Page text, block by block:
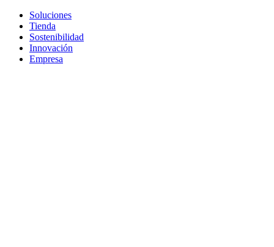
Soluciones
Tienda
Sostenibilidad
Innovación
Empresa